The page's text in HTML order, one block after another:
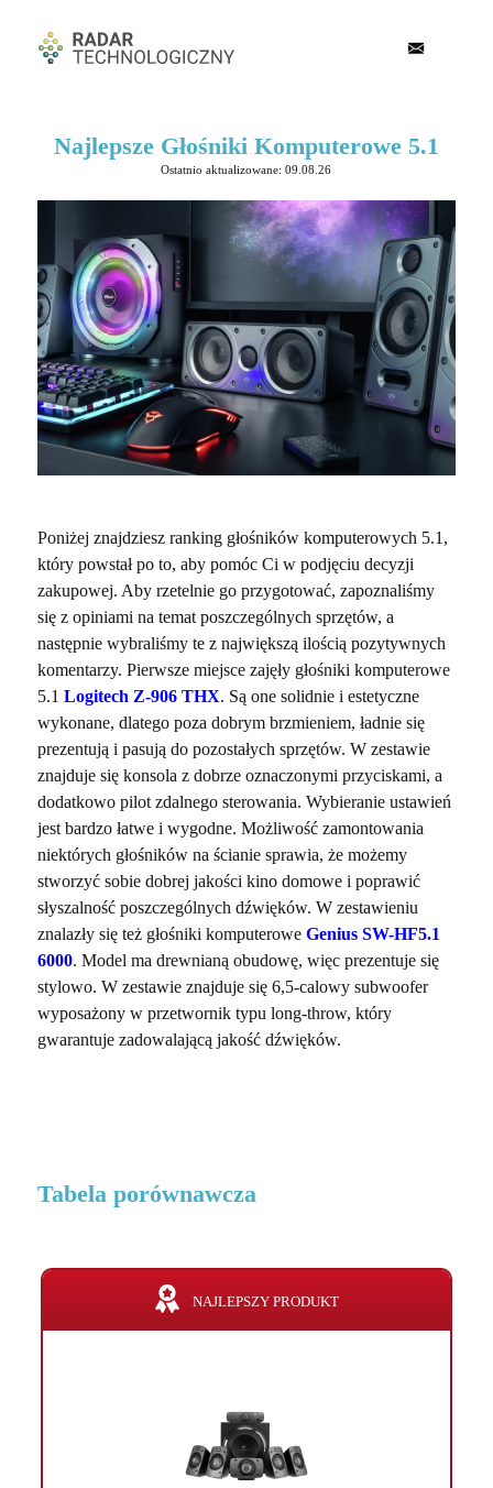
Najlepsze Głośniki Komputerowe 5.1
Ostatnio aktualizowane: 09.08.26
Poniżej znajdziesz ranking głośników komputerowych 5.1,
który powstał po to, aby pomóc Ci w podjęciu decyzji
zakupowej. Aby rzetelnie go przygotować, zapoznaliśmy
się z opiniami na temat poszczególnych sprzętów, a
następnie wybraliśmy te z największą ilością pozytywnych
komentarzy. Pierwsze miejsce zajęły głośniki komputerowe
5.1 Logitech Z-906 THX. Są one solidnie i estetyczne
wykonane, dlatego poza dobrym brzmieniem, ładnie się
prezentują i pasują do pozostałych sprzętów. W zestawie
znajduje się konsola z dobrze oznaczonymi przyciskami, a
dodatkowo pilot zdalnego sterowania. Wybieranie ustawień
jest bardzo łatwe i wygodne. Możliwość zamontowania
niektórych głośników na ścianie sprawia, że możemy
stworzyć sobie dobrej jakości kino domowe i poprawić
słyszalność poszczególnych dźwięków. W zestawieniu
znalazły się też głośniki komputerowe Genius SW-HF5.1
6000. Model ma drewnianą obudowę, więc prezentuje się
stylowo. W zestawie znajduje się 6,5-calowy subwoofer
wyposażony w przetwornik typu long-throw, który
gwarantuje zadowalającą jakość dźwięków.
Tabela porównawcza
NAJLEPSZY PRODUKT